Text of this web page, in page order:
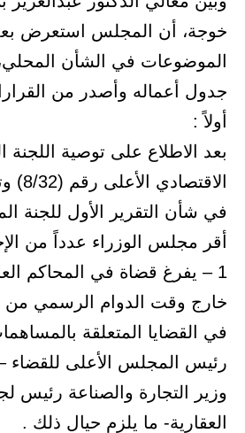
خوجة، أن المجلس استعرض
الموضوعات في الشأن
جدول أعماله وأصدر من
أولاً :
بعد الاطلاع على توصية اللجنة
في شأن التقرير الأول للجنة
أقر مجلس الوزراء عدداً من
1 – يفرغ قضاة في المحاكم
خارج وقت الدوام الرسمي
في القضايا المتعلقة
رئيس المجلس الأعلى للقضاء
وزير التجارة والصناعة رئيس
العقارية- ما يلزم حيال ذلك .